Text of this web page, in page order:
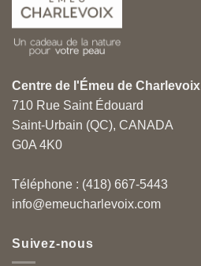
Centre de l'Émeu de Charlevoix
710 Rue Saint Édouard
Saint-Urbain (QC), CANADA
G0A 4K0
Téléphone : (418) 667-5443
info@emeucharlevoix.com
Suivez-nous